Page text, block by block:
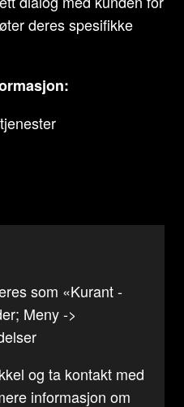
deres spesifikke
som «Kurant -
Meny ->
og ta kontakt med
informasjon om